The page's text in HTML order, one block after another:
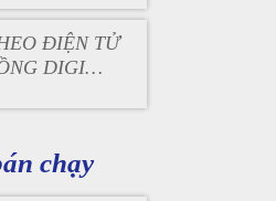
ĐIỆN TỬ
DIGI
chạy